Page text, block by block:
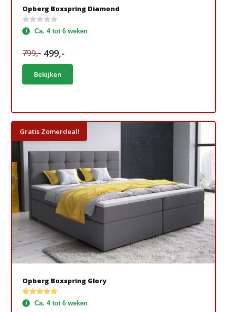
Opberg Boxspring Diamond
Ca. 4 tot 6 weken
799,- 499,-
Bekijken
Gratis Zomerdeal!
Opberg Boxspring Glory
Ca. 4 tot 6 weken